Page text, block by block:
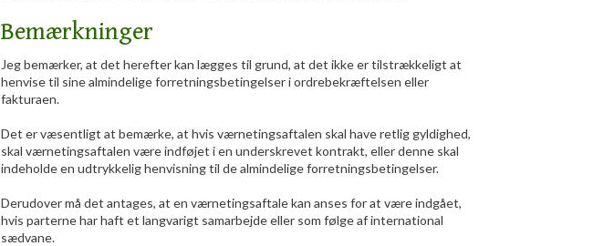
Bemærkninger
​Jeg bemærker, at det herefter kan lægges til grund, at det ikke er tilstrækkeligt at
henvise til sine almindelige forretningsbetingelser i ordrebekræftelsen eller
fakturaen.
Det er væsentligt at bemærke, at hvis værnetingsaftalen skal have retlig gyldighed,
skal værnetingsaftalen være indføjet i en underskrevet kontrakt, eller denne skal
indeholde en udtrykkelig henvisning til de almindelige forretningsbetingelser.
Derudover må det antages, at en værnetingsaftale kan anses for at være indgået,
hvis parterne har haft et langvarigt samarbejde eller som følge af international
sædvane.